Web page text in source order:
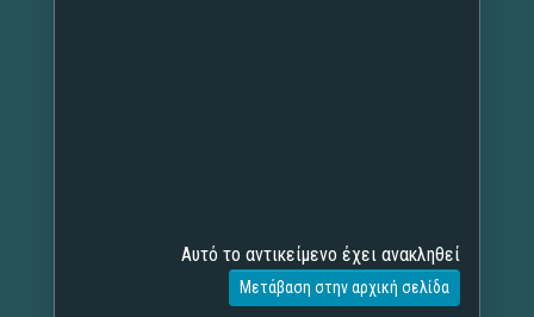
Αυτό το αντικείμενο έχει ανακληθεί
Μετάβαση στην αρχική σελίδα